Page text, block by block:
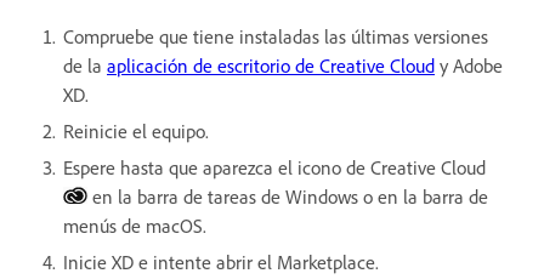
Compruebe que tiene instaladas las últimas versiones
de la aplicación de escritorio de Creative Cloud y Adobe
XD.
Reinicie el equipo.
Espere hasta que aparezca el icono de Creative Cloud
en la barra de tareas de Windows o en la barra de
menús de macOS.
Inicie XD e intente abrir el Marketplace.